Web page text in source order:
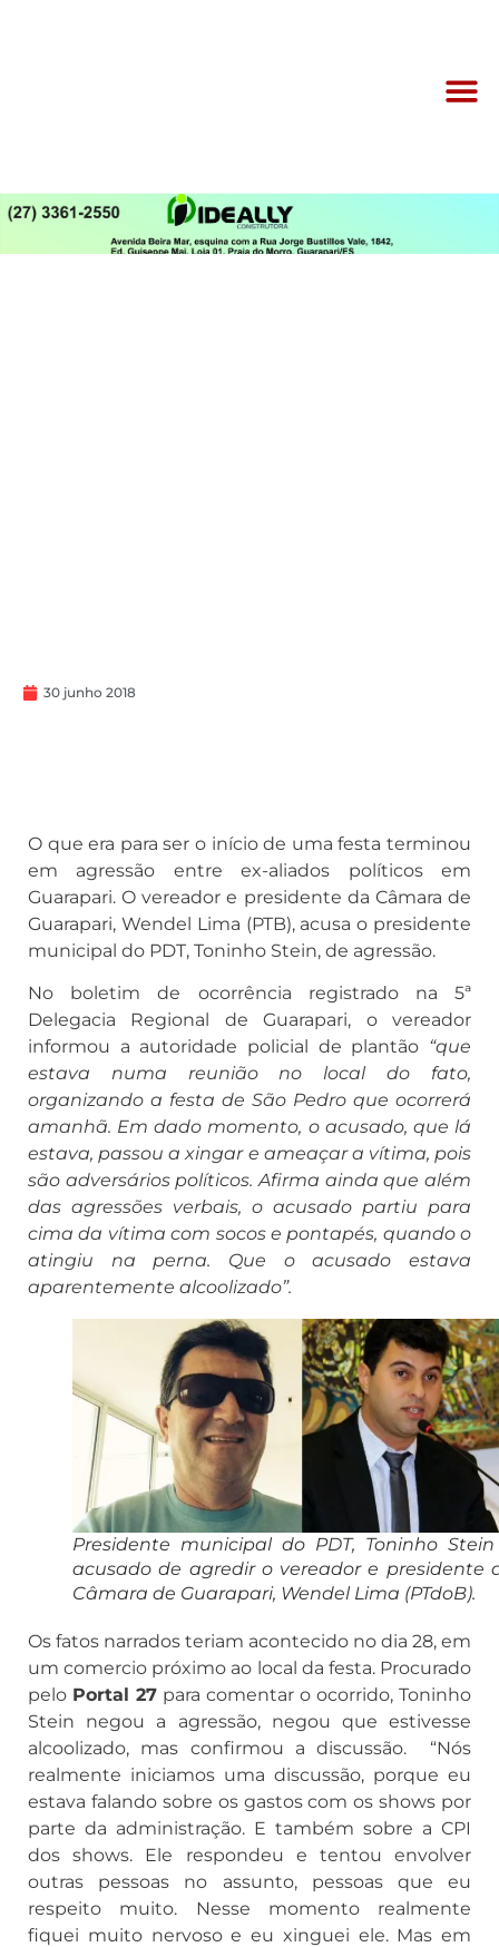
30 junho 2018
O que era para ser o início de uma festa terminou
em agressão entre ex-aliados políticos em
Guarapari. O vereador e presidente da Câmara de
Guarapari, Wendel Lima (PTB), acusa o presidente
municipal do PDT, Toninho Stein, de agressão.
No boletim de ocorrência registrado na 5ª
Delegacia Regional de Guarapari, o vereador
informou a autoridade policial de plantão “que
estava numa reunião no local do fato,
organizando a festa de São Pedro que ocorrerá
amanhã. Em dado momento, o acusado, que lá
estava, passou a xingar e ameaçar a vítima, pois
são adversários políticos. Afirma ainda que além
das agressões verbais, o acusado partiu para
cima da vítima com socos e pontapés, quando o
atingiu na perna. Que o acusado estava
aparentemente alcoolizado”.
Presidente municipal do PDT, Toninho
acusado de agredir o vereador e presidente
Câmara de Guarapari, Wendel Lima (PTdoB).
Os fatos narrados teriam acontecido no dia 28, em
um comercio próximo ao local da festa. Procurado
pelo Portal 27 para comentar o ocorrido, Toninho
Stein negou a agressão, negou que estivesse
alcoolizado, mas confirmou a discussão. “Nós
realmente iniciamos uma discussão, porque eu
estava falando sobre os gastos com os shows por
parte da administração. E também sobre a CPI
dos shows. Ele respondeu e tentou envolver
outras pessoas no assunto, pessoas que eu
respeito muito. Nesse momento realmente
fiquei muito nervoso e eu xinguei ele. Mas em